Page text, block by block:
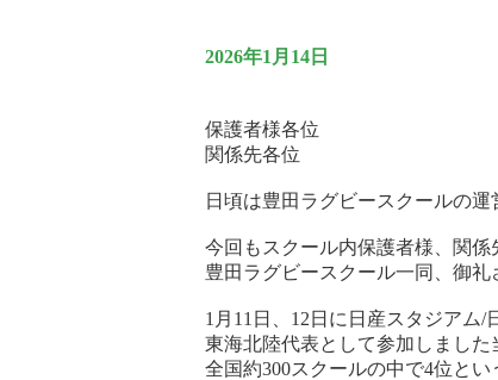
2026年1月14日
保護者様各位
関係先各位
日頃は豊田ラグビースクールの
今回もスクール内保護者様、関係
豊田ラグビースクール一同、御礼
1月11日、12日に日産スタジアム
東海北陸代表として参加しました
全国約300スクールの中で4位とい